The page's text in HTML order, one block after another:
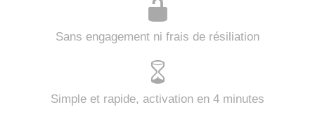
Sans engagement ni frais de résiliation
Simple et rapide, activation en 4 minutes